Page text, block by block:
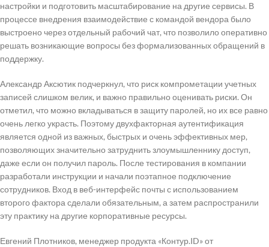
настройки и подготовить масштабирование на другие сервисы. В
процессе внедрения взаимодействие с командой вендора было
выстроено через отдельный рабочий чат, что позволило оперативно
решать возникающие вопросы без формализованных обращений в
поддержку.
Александр Аксютик подчеркнул, что риск компрометации учетных
записей слишком велик, и важно правильно оценивать риски. Он
отметил, что можно вкладываться в защиту паролей, но их все равно
очень легко украсть. Поэтому двухфакторная аутентификация
является одной из важных, быстрых и очень эффективных мер,
позволяющих значительно затруднить злоумышленнику доступ,
даже если он получил пароль. После тестирования в компании
разработали инструкции и начали поэтапное подключение
сотрудников. Вход в веб-интерфейс почты с использованием
второго фактора сделали обязательным, а затем распространили
эту практику на другие корпоративные ресурсы.
Евгений Плотников, менеджер продукта «Контур.ID» от